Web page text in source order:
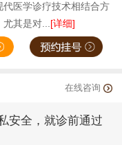
医学诊疗技术相结合方
尤其是对...[详细]
在线咨询
安全，就诊前通过